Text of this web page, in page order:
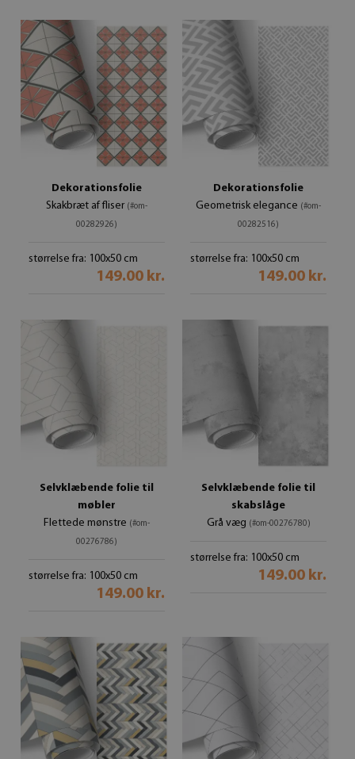
Dekorationsfolie
Skakbræt af fliser (#om-
00282926)
størrelse fra: 100x50 cm
149.00 kr.
Dekorationsfolie
Geometrisk elegance (#om-
00282516)
størrelse fra: 100x50 cm
149.00 kr.
Selvklæbende folie til
møbler
Flettede mønstre (#om-
00276786)
størrelse fra: 100x50 cm
149.00 kr.
Selvklæbende folie til
skabslåge
Grå væg (#om-00276780)
størrelse fra: 100x50 cm
149.00 kr.